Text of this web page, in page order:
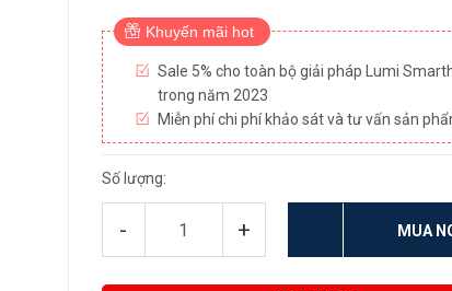
được ra mắt cùng với động cơ rèm thông minh năm
kết...
Khuyến mãi hot
Sale 5% cho toàn bộ giải pháp Lumi
trong năm 2023
Miễn phí chi phí khảo sát và tư vấn sản
Số lượng:
- + MUA